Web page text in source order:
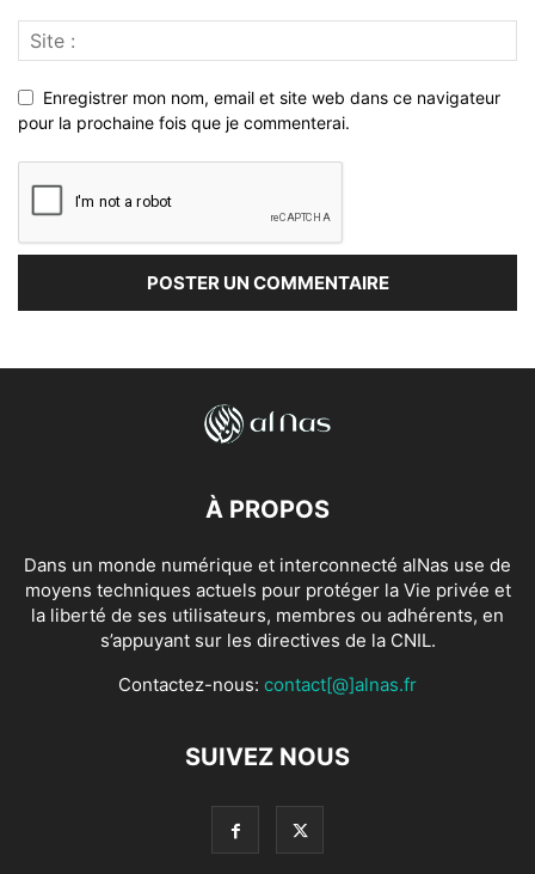
Enregistrer mon nom, email et site web dans ce navigateur
pour la prochaine fois que je commenterai.
À PROPOS
Dans un monde numérique et interconnecté alNas use de
moyens techniques actuels pour protéger la Vie privée et
la liberté de ses utilisateurs, membres ou adhérents, en
s’appuyant sur les directives de la CNIL.
Contactez-nous: contact[@]alnas.fr
SUIVEZ NOUS